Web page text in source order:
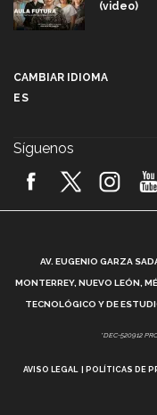
(video)
2026!
¿Cómo
Vida Tec:
CAMBIAR IDIOMA
ES
Síguenos
AV. EUGENIO GARZA
MONTERREY, NUEVO LEÓN,
TECNOLÓGICO Y DE
*DEC-520912
AVISO LEGAL POLÍTICAS DE